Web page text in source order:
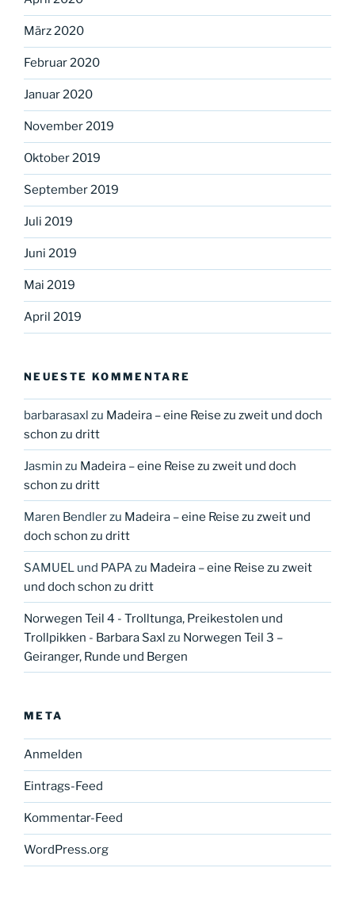
März 2020
Februar 2020
Januar 2020
November 2019
Oktober 2019
September 2019
Juli 2019
Juni 2019
Mai 2019
April 2019
NEUESTE KOMMENTARE
barbarasaxl zu Madeira – eine Reise zu zweit und doch
schon zu dritt
Jasmin zu Madeira – eine Reise zu zweit und doch
schon zu dritt
Maren Bendlerzu Madeira – eine Reise zu zweit und
doch schon zu dritt
SAMUEL und PAPAzu Madeira – eine Reise zu zweit
und doch schon zu dritt
Norwegen Teil 4 - Trolltunga, Preikestolen und
Trollpikken - Barbara Saxl zu Norwegen Teil 3 –
Geiranger, Runde und Bergen
META
Anmelden
Eintrags-Feed
Kommentar-Feed
WordPress.org